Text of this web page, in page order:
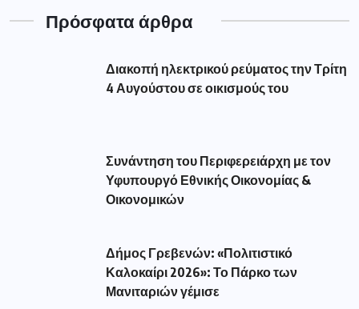
Πρόσφατα άρθρα
Διακοπή ηλεκτρικού ρεύματος την Τρίτη
4 Αυγούστου σε οικισμούς του
Συνάντηση του Περιφερειάρχη με τον
Υφυπουργό Εθνικής Οικονομίας &
Οικονομικών
Δήμος Γρεβενών: «Πολιτιστικό
Καλοκαίρι 2026»: Το Πάρκο των
Μανιταριών γέμισε